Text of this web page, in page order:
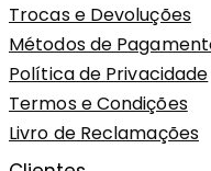
Trocas e Devoluções
Métodos de
Política de Privacidade
Termos e Condições
Livro de Reclamações